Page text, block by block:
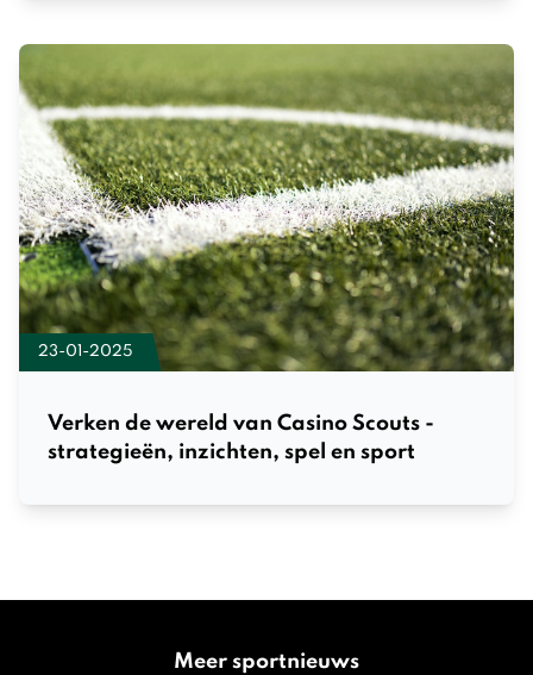
23-01-2025
Verken de wereld van Casino Scouts -
strategieën, inzichten, spel en sport
Meer sportnieuws